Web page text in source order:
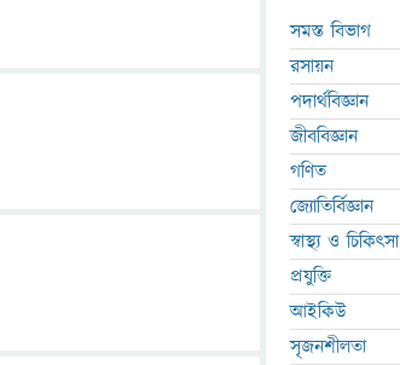
সমস্ত বিভাগ
রসায়ন
পদার্থবিজ্ঞান
জীববিজ্ঞান
গণিত
জ্যোতির্বিজ্ঞান
স্বাস্থ্য ও চিকিৎসা
প্রযুক্তি
আইকিউ
সৃজনশীলতা